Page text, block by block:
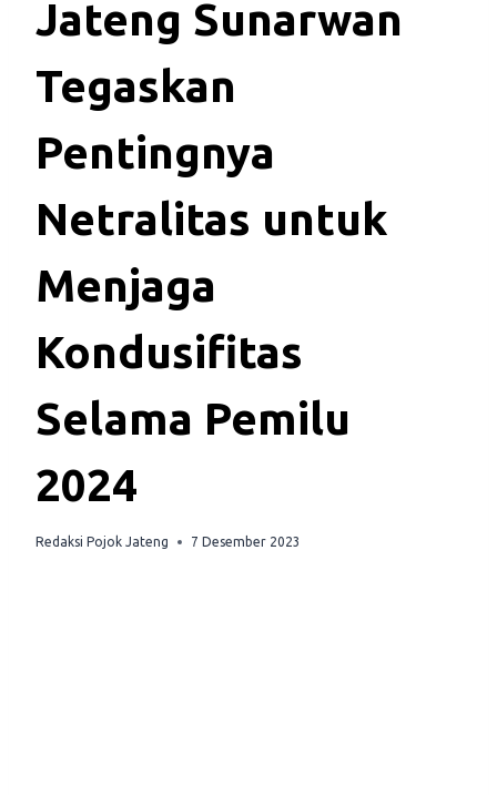
Jateng Sunarwan
Tegaskan
Pentingnya
Netralitas untuk
Menjaga
Kondusifitas
Selama Pemilu
2024
Redaksi Pojok Jateng 7 Desember 2023